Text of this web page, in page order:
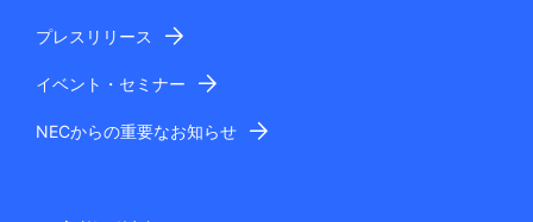
プレスリリース
イベント・セミナー
NECからの重要なお知らせ